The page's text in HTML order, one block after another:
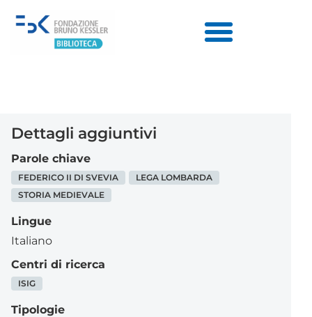
Dettagli aggiuntivi
Parole chiave
FEDERICO II DI SVEVIA
LEGA LOMBARDA
STORIA MEDIEVALE
Lingue
Italiano
Centri di ricerca
ISIG
Tipologie